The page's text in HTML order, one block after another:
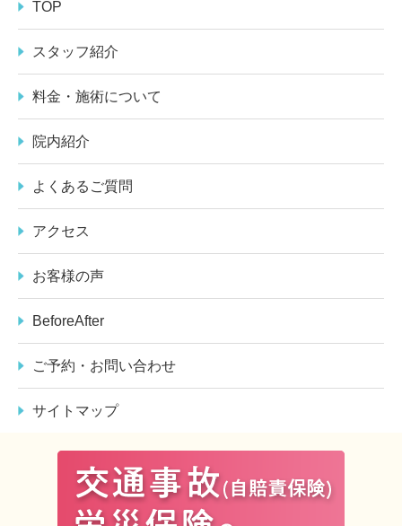
TOP
スタッフ紹介
料金・施術について
院内紹介
よくあるご質問
アクセス
お客様の声
BeforeAfter
ご予約・お問い合わせ
サイトマップ